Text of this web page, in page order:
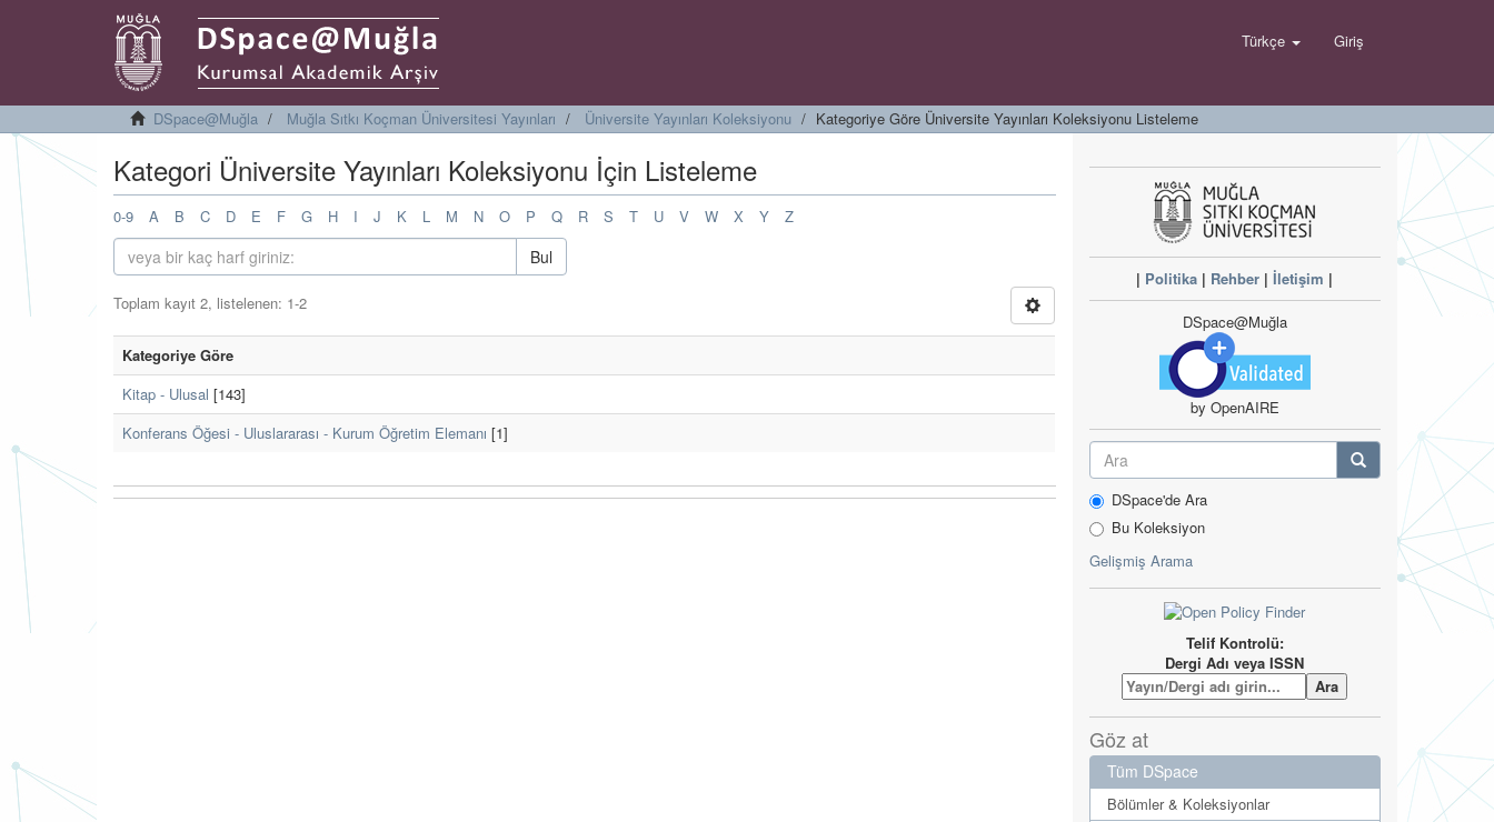
Türkçe Giriş
DSpace@Muğla Muğla Sıtkı Koçman Üniversitesi Yayınları Üniversite Yayınları Koleksiyonu Kategoriye Göre Üniversite Yayınları Koleksiyonu Listeleme
Kategori Üniversite Yayınları Koleksiyonu İçin Listeleme
0-9 A B C D E F G H I J K L M N O P Q R S T U V W X Y Z
Bul
Toplam kayıt 2, listelenen: 1-2
Kategoriye Göre
Kitap - Ulusal [143]
Konferans Öğesi - Uluslararası - Kurum Öğretim Elemanı [1]
| Politika | Rehber |İletişim |
DSpace@Muğla
by OpenAIRE
DSpace'de Ara
Bu Koleksiyon
Gelişmiş Arama
Telif Kontrolü:
Dergi Adı veya ISSN
Göz at
Tüm DSpace
Bölümler & Koleksiyonlar